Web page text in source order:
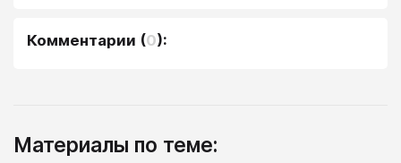
Комментарии (0):
Материалы по теме: